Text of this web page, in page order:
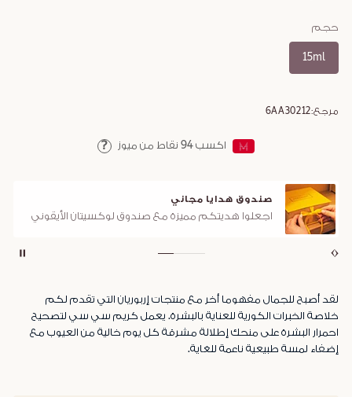
حجم
15ml
مرجع:6AA30212
اكسب94 نقاط من ميوز
صندوق هدايا مجاني
اجعلوا هديتكم مميزة مع صندوق لوكسيتان الأيقوني
لقد أصبح للجمال مفهوما أخر مع منتجات إربوريان التي تقدم لكم
خلاصة الخبرات الكورية للعناية بالبشرة. يعمل كريم سي سي لتصحيح
احمرار البشرة على منحك إطلالة مشرقة كل يوم خالية من العيوب مع
إضفاء لمسة طبيعية ناعمة للغاية.